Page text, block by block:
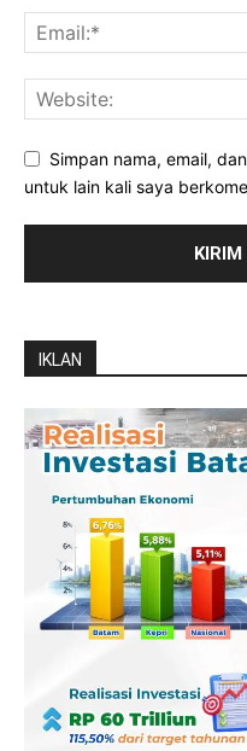
Simpan nama, email,
untuk lain kali saya
IKLAN